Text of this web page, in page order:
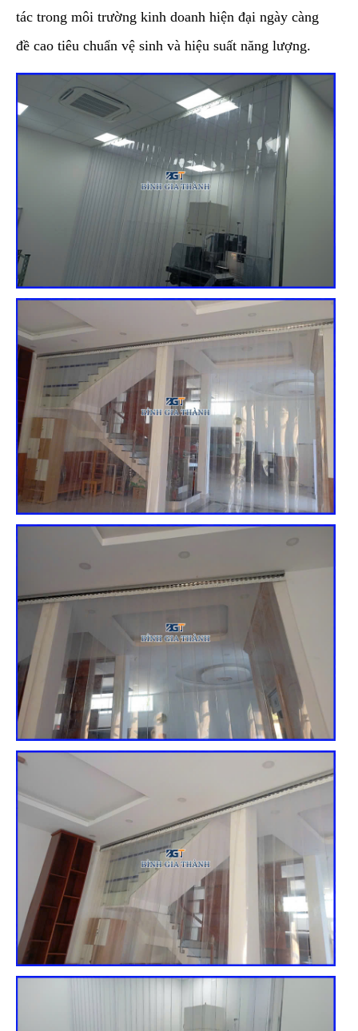
tác trong môi trường kinh doanh hiện đại ngày càng
đề cao tiêu chuẩn vệ sinh và hiệu suất năng lượng.